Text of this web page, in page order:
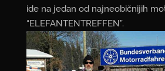
ide na jedan od najneobičnijih
“ELEFANTENTREFFEN”.